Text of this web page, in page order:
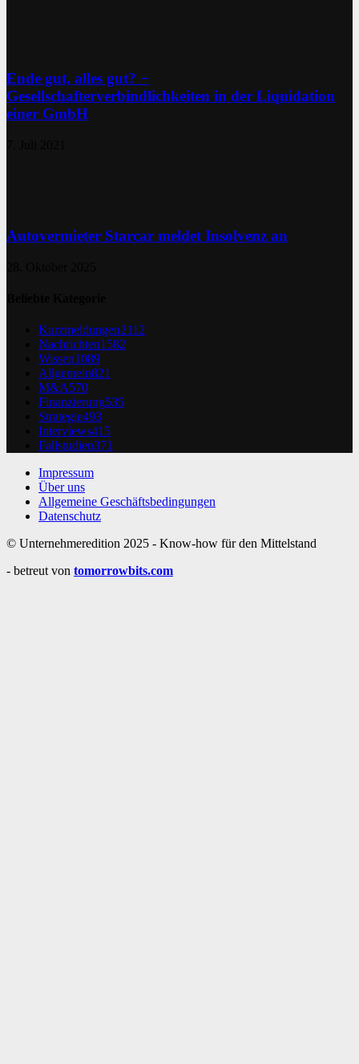
Ende gut, alles gut? −
Gesellschafterverbindlichkeiten in der Liquidation
einer GmbH
Autovermieter Starcar meldet Insolvenz an
Kurzmeldungen2112
Nachrichten1582
Wissen1089
Allgemein821
M&A570
Finanzierung535
Strategie493
Interviews415
Fallstudien371
Impressum
Über uns
Allgemeine Geschäftsbedingungen
Datenschutz
© Unternehmeredition 2025 - Know-how für den Mittelstand
- betreut von tomorrowbits.com